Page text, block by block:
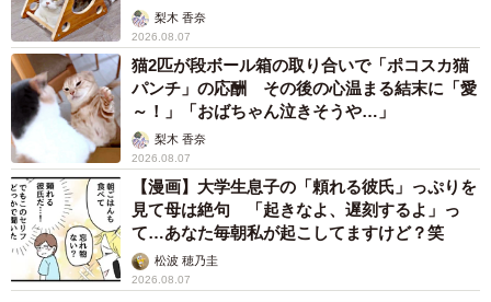
梨木 香奈
2026.08.07
猫2匹が段ボール箱の取り合いで「ポコスカ猫
パンチ」の応酬 その後の心温まる結末に「愛
～！」「おばちゃん泣きそうや…」
梨木 香奈
2026.08.07
【漫画】大学生息子の「頼れる彼氏」っぷりを
見て母は絶句 「起きなよ、遅刻するよ」っ
て…あなた毎朝私が起こしてますけど？笑
松波 穂乃圭
2026.08.07